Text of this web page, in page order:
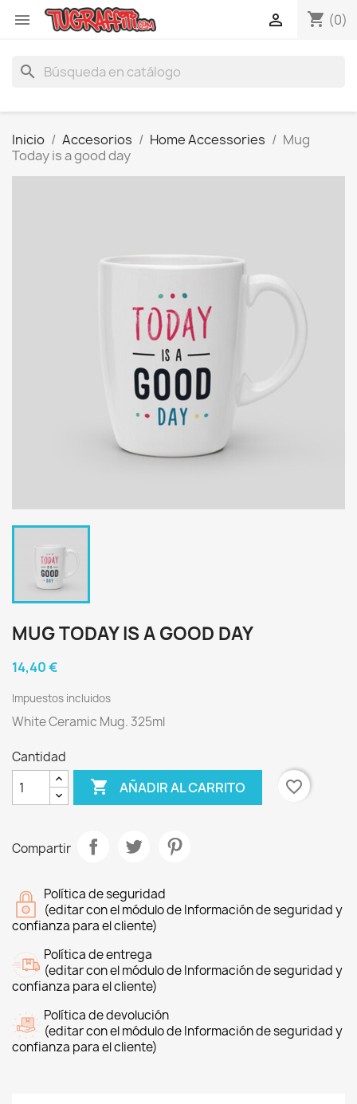
 shopping_cart (0)

search
Inicio Accesorios Home Accessories
Mug
Today is a good day
MUG TODAY IS A GOOD DAY
14,40 €
Impuestos incluidos
White Ceramic Mug. 325ml
Cantidad
 AÑADIR AL CARRITO favorite_border
Compartir
Política de seguridad
(editar con el módulo de Información de seguridad y
confianza para el cliente)
Política de entrega
(editar con el módulo de Información de seguridad y
confianza para el cliente)
Política de devolución
(editar con el módulo de Información de seguridad y
confianza para el cliente)